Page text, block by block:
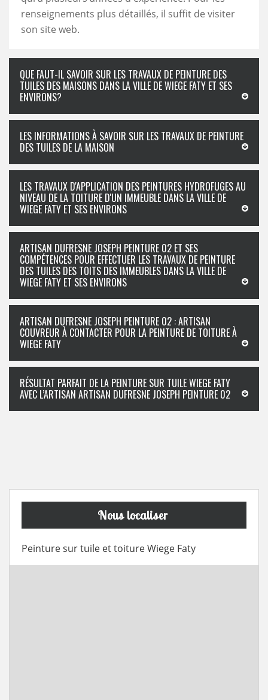
renseignements plus détaillés, il suffit de visiter
son site web.
QUE FAUT-IL SAVOIR SUR LES TRAVAUX DE PEINTURE DES
TUILES DES MAISONS DANS LA VILLE DE WIEGE FATY ET SES
ENVIRONS?
LES INFORMATIONS À SAVOIR SUR LES TRAVAUX DE PEINTURE
DES TUILES DE LA MAISON
LES TRAVAUX D'APPLICATION DES PEINTURES HYDROFUGES AU
NIVEAU DE LA TOITURE D'UN IMMEUBLE DANS LA VILLE DE
WIEGE FATY ET SES ENVIRONS
ARTISAN DUFRESNE JOSEPH PEINTURE 02 ET SES
COMPÉTENCES POUR EFFECTUER LES TRAVAUX DE PEINTURE
DES TUILES DES TOITS DES IMMEUBLES DANS LA VILLE DE
WIEGE FATY ET SES ENVIRONS
ARTISAN DUFRESNE JOSEPH PEINTURE 02 : ARTISAN
COUVREUR À CONTACTER POUR LA PEINTURE DE TOITURE À
WIEGE FATY
RÉSULTAT PARFAIT DE LA PEINTURE SUR TUILE WIEGE FATY
AVEC L’ARTISAN ARTISAN DUFRESNE JOSEPH PEINTURE 02
Nous localiser
Peinture sur tuile et toiture Wiege Faty